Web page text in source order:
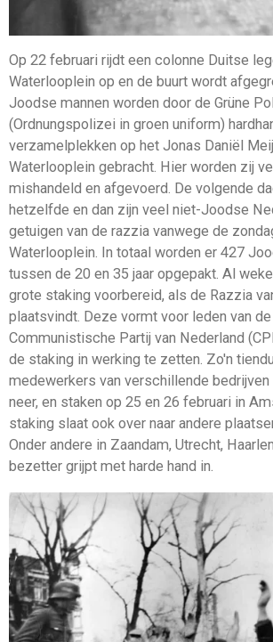
Op 22 februari rijdt een colonne Duitse
Waterlooplein op en de buurt wordt
Joodse mannen worden door de Grüne
(Ordnungspolizei in groen uniform)
verzamelplekken op het Jonas Daniël
Waterlooplein gebracht. Hier worden zij
mishandeld en afgevoerd. De volgende
hetzelfde en dan zijn veel niet-Joodse
getuigen van de razzia vanwege de
Waterlooplein. In totaal worden er 427
tussen de 20 en 35 jaar opgepakt. Al
grote staking voorbereid, als de Razzia
plaatsvindt. Deze vormt voor leden van
Communistische Partij van Nederland
de staking in werking te zetten. Zo'n
medewerkers van verschillende
neer, en staken op 25 en 26 februari in
staking slaat ook over naar andere
Onder andere in Zaandam, Utrecht,
bezetter grijpt met harde hand in.